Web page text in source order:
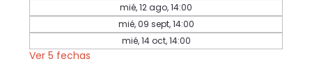
mié, 12 ago, 14:00
mié, 09 sept, 14:00
mié, 14 oct, 14:00
Ver 5 fechas